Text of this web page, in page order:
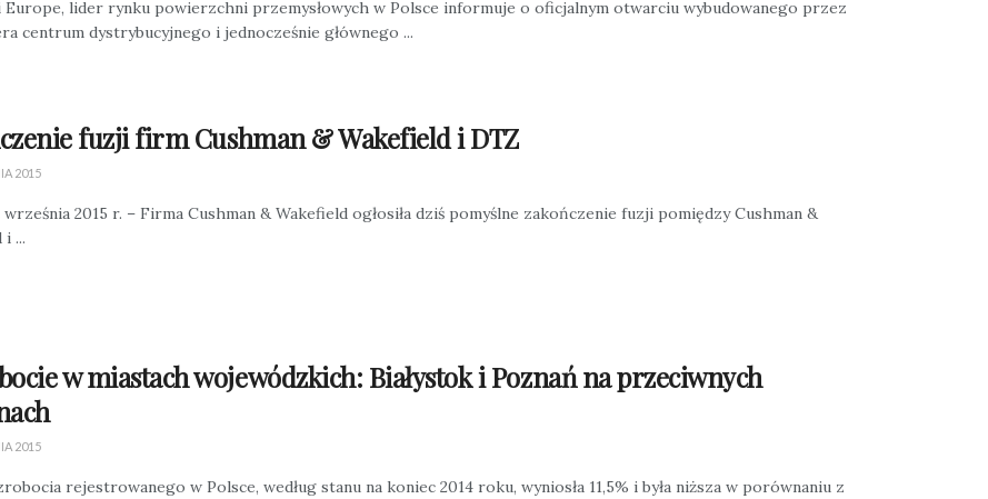
Europe, lider rynku powierzchni przemysłowych w Polsce informuje o oficjalnym otwarciu wybudowanego przez
centrum dystrybucyjnego i jednocześnie głównego ...
fuzji firm Cushman & Wakefield i DTZ
2015
września 2015 r. – Firma Cushman & Wakefield ogłosiła dziś pomyślne zakończenie fuzji pomiędzy Cushman &
i ...
w miastach wojewódzkich: Białystok i Poznań na przeciwnych
2015
rejestrowanego w Polsce, według stanu na koniec 2014 roku, wyniosła 11,5% i była niższa w porównaniu z